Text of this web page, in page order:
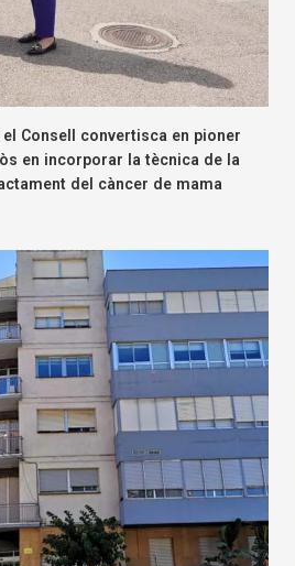
el Consell convertisca en pioner
en incorporar la tècnica de la
del càncer de mama